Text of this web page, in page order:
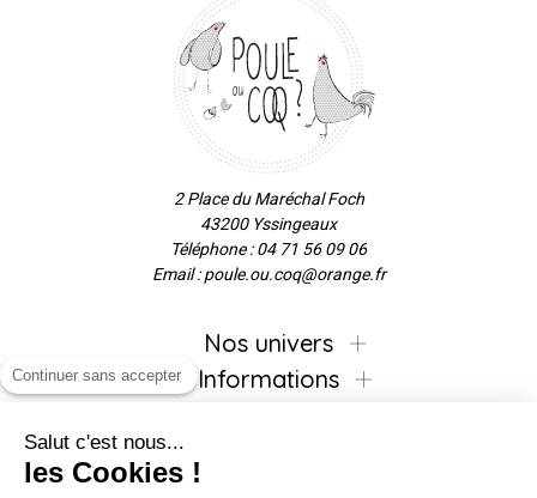
2 Place du Maréchal Foch
43200 Yssingeaux
Téléphone : 04 71 56 09 06
Email : poule.ou.coq@orange.fr
Nos univers
Informations
Inscrivez-vous à la newsletter !
Continuer sans accepter
Salut c'est nous...
les Cookies !